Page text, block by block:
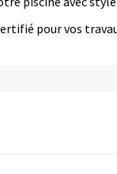
pour vos